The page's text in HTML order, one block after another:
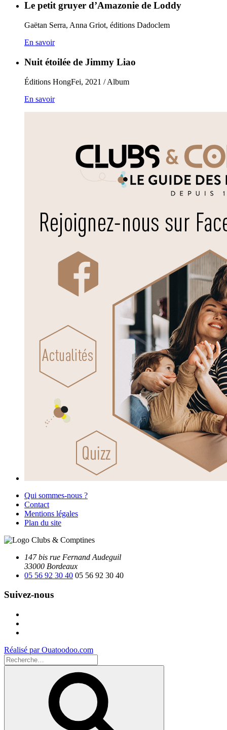
Le petit gruyer d’Amazonie de Loddy
Gaëtan Serra, Anna Griot, éditions Dadoclem
En savoir
Nuit étoilée de Jimmy Liao
Éditions HongFei, 2021 / Album
En savoir
Qui sommes-nous ?
Contact
Mentions légales
Plan du site
147 bis rue Fernand Audeguil
33000 Bordeaux
05 56 92 30 40 05 56 92 30 40
Suivez-nous
Réalisé par Ouatoodoo.com
Recherche
pour